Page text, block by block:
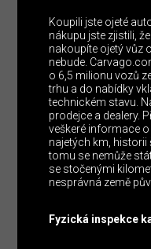
Koupili jste ojeté
nákupu jste zjistili,
nakoupíte ojetý vůz
nebude.
o 6,5 milionu vozů
trhu a do nabídky
technickém stavu.
prodejce a dealery.
veškeré informace
najetých km, historii
tomu se nemůže
se stočenými
nesprávná země
Fyzická inspekce